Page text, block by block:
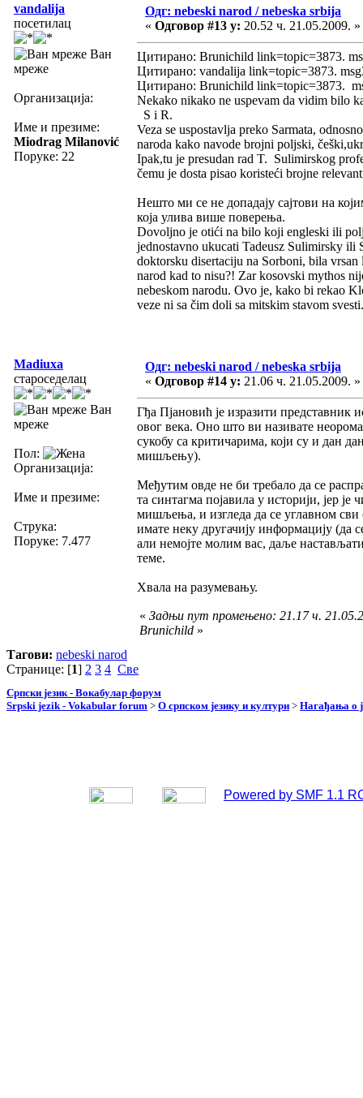
vandalija
посетилац
Ван
мреже
Организација:
Име и презиме:
Miodrag Milanović
Поруке: 22
Одг: nebeski narod / nebeska srbija
« Одговор #13 у: 20.52 ч. 21.05.2009. »
Цитирано: Brunichild link=topic=3873.
Цитирано: vandalija link=topic=3873.
Цитирано: Brunichild link=topic=3873.
Nekako nikako ne uspevam da vidim bilo
S i R.
Veza se uspostavlja preko Sarmata,
naroda kako navode brojni poljski,
Ipak,tu je presudan rad T. Sulimirskog
čemu je dosta pisao koristeći brojne
Нешто ми се не допадају сајтови на
која улива више поверења.
Dovoljno je otići na bilo koji engleski ili
jednostavno ukucati Tadeusz Sulimirsky
doktorsku disertaciju na Sorboni, bila
narod kad to nisu?! Zar kosovski mythos
nebeskom narodu. Ovo je, kako bi rekao
veze ni sa čim doli sa mitskim stavom svesti.
Madiuxa
староседелац
Ван
мреже
Пол:
Организација:
Име и презиме:
Струка:
Поруке: 7.477
Одг: nebeski narod / nebeska srbija
« Одговор #14 у: 21.06 ч. 21.05.2009. »
Гђа Пјановић је изразити представник
овог века. Оно што ви називате
сукобу са критичарима, који су и дан
мишљењу).
Међутим овде не би требало да се
та синтагма појавила у историји, јер
мишљења, и изгледа да се углавном сви
имате неку другачију информацију (да
али немојте молим вас, даље
теме.
Хвала на разумевању.
« Задњи пут промењено: 21.17 ч.
Brunichild »
Тагови: nebeski narod
Странице: [1] 2 3 4 Све
Српски језик - Вокабулар форум
Srpski jezik - Vokabular forum > О српском језику и култури > Нагађања о
Powered by SMF 1.1